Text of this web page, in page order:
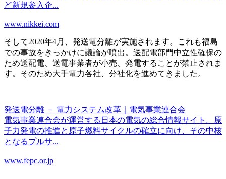
ど新規参入企...
www.nikkei.com
そして2020年4月、 発送電分離が実施されます。これも福島
での事故をきっかけに議論が噴出。送配電部門中立性確保の
ため送配電、送電事業者が小売、発電することが禁止されま
す。そのため大手電力各社、 分社化を進めてきました。
発送電分離 － 電力システム改革｜電気事業連合会
電気事業連合会が運営する日本の電気の総合情報サイト。原
子力発電の推進と原子燃料サイクルの確立に向け、その中核
となるプルサ...
www.fepc.or.jp